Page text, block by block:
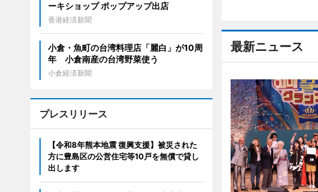
最新ニュース
ーキショップ ポップアップ出店
香港経済新聞
小倉・魚町の台湾料理店「麗白」が10周
年 小倉南産の台湾野菜使う
小倉経済新聞
プレスリリース
【令和8年熊本地震 復興支援】被災された
方に豊島区の公営住宅等10戸を無償で貸し
出します